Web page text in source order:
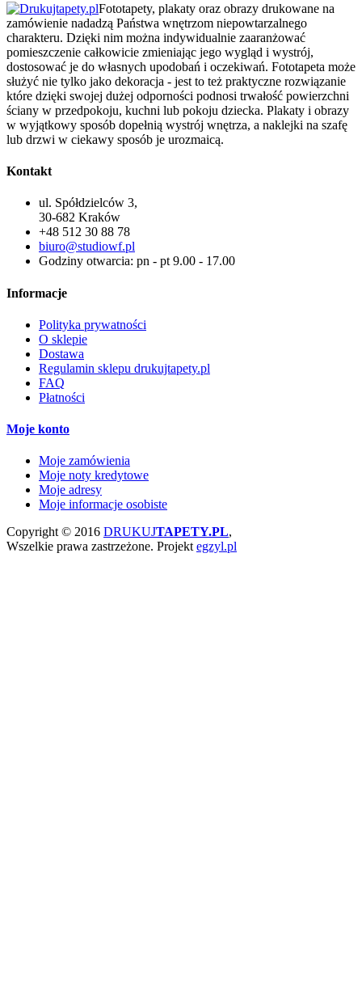
Fototapety, plakaty oraz obrazy drukowane na
zamówienie nadadzą Państwa wnętrzom niepowtarzalnego
charakteru. Dzięki nim można indywidualnie zaaranżować
pomieszczenie całkowicie zmieniając jego wygląd i wystrój,
dostosować je do własnych upodobań i oczekiwań. Fototapeta może
służyć nie tylko jako dekoracja - jest to też praktyczne rozwiązanie
które dzięki swojej dużej odporności podnosi trwałość powierzchni
ściany w przedpokoju, kuchni lub pokoju dziecka. Plakaty i obrazy
w wyjątkowy sposób dopełnią wystrój wnętrza, a naklejki na szafę
lub drzwi w ciekawy sposób je urozmaicą.
Kontakt
ul. Spółdzielców 3,
30-682 Kraków
+48 512 30 88 78
biuro@studiowf.pl
Godziny otwarcia: pn - pt 9.00 - 17.00
Informacje
Polityka prywatności
O sklepie
Dostawa
Regulamin sklepu drukujtapety.pl
FAQ
Płatności
Moje konto
Moje zamówienia
Moje noty kredytowe
Moje adresy
Moje informacje osobiste
Copyright © 2016 DRUKUJTAPETY.PL,
Wszelkie prawa zastrzeżone. Projekt egzyl.pl